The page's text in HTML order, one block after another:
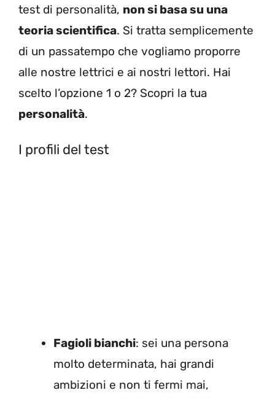
test di personalità, non si basa su una
teoria scientifica. Si tratta semplicemente
di un passatempo che vogliamo proporre
alle nostre lettrici e ai nostri lettori. Hai
scelto l’opzione 1 o 2? Scopri la tua
personalità.
I profili del test
Fagioli bianchi: sei una persona
molto determinata, hai grandi
ambizioni e non ti fermi mai,